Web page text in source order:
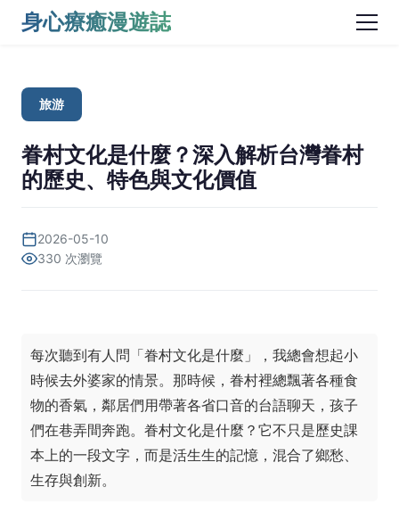
身心療癒漫遊誌
旅游
眷村文化是什麼？深入解析台灣眷村
的歷史、特色與文化價值
2026-05-10
330 次瀏覽
每次聽到有人問「眷村文化是什麼」，我總會想起小
時候去外婆家的情景。那時候，眷村裡總飄著各種食
物的香氣，鄰居們用帶著各省口音的台語聊天，孩子
們在巷弄間奔跑。眷村文化是什麼？它不只是歷史課
本上的一段文字，而是活生生的記憶，混合了鄉愁、
生存與創新。